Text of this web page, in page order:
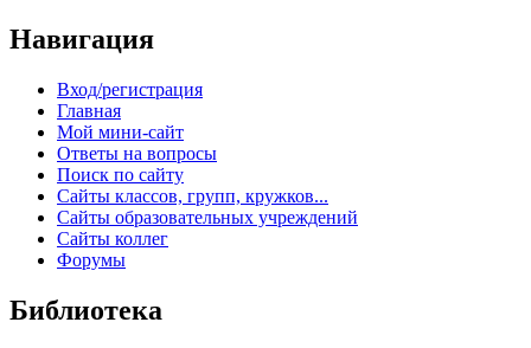
Навигация
Вход/регистрация
Главная
Мой мини-сайт
Ответы на вопросы
Поиск по сайту
Сайты классов, групп, кружков...
Сайты образовательных учреждений
Сайты коллег
Форумы
Библиотека